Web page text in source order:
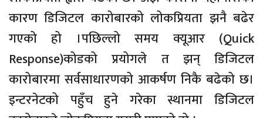
कारण डिजिटल कारोबारको लोकप्रियता झनै बढेर
गएको हो ।पछिल्लो समय क्यूआर (Quick
Response)कोडको प्रयोगले त झन् डिजिटल
कारोबारमा सर्वसाधारणको आकर्षण निकै बढेको छ।
इन्टरनेटको पहुँच हुने गरेका स्थानमा डिजिटल